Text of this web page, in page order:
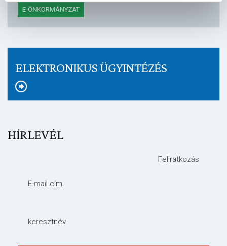
E-ÖNKORMÁNYZAT
ELEKTRONIKUS ÜGYINTÉZÉS
HÍRLEVÉL
Feliratkozás
E-mail cím
keresztnév